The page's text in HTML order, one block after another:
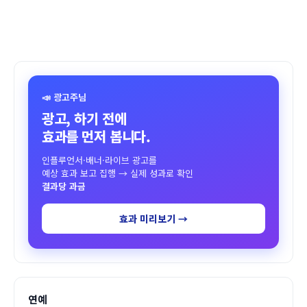
📣 광고주님
광고, 하기 전에
효과를 먼저 봅니다.
인플루언서·배너·라이브 광고를
예상 효과 보고 집행 → 실제 성과로 확인
결과당 과금
효과 미리보기 →
연예